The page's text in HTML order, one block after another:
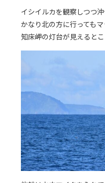
イシイルカを観察しつつ
かなり北の方に行っても
知床岬の灯台が見えると